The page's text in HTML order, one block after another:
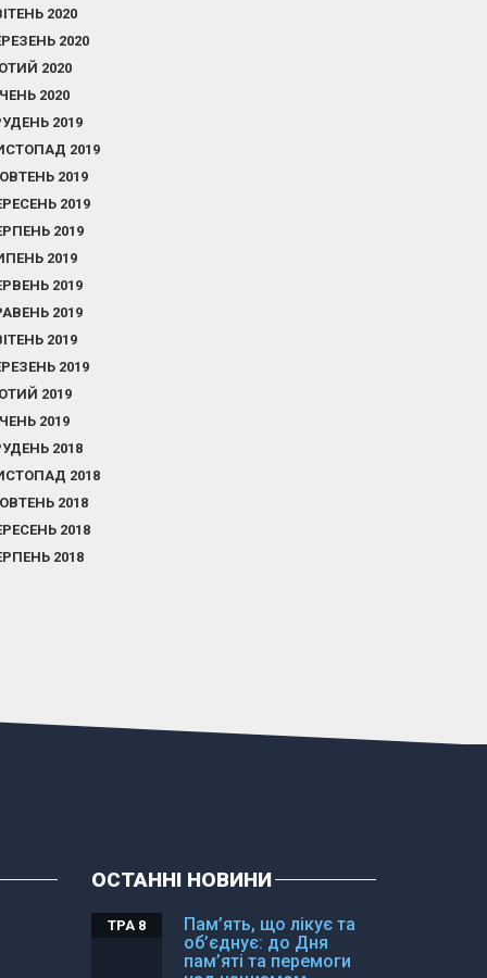
2020
2020
2020
2020
2019
2019
2019
2019
2019
2019
2019
2019
2019
2019
2019
2019
2018
2018
2018
2018
2018
ОСТАННІ НОВИНИ
Пам’ять, що лікує та
об’єднує: до Дня
пам’яті та перемоги
ТРА 8